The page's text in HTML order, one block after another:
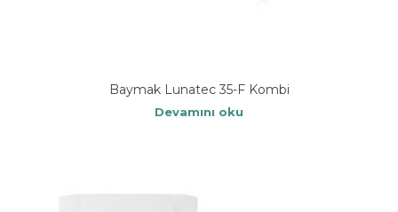
Baymak Lunatec 35-F Kombi
Devamını oku